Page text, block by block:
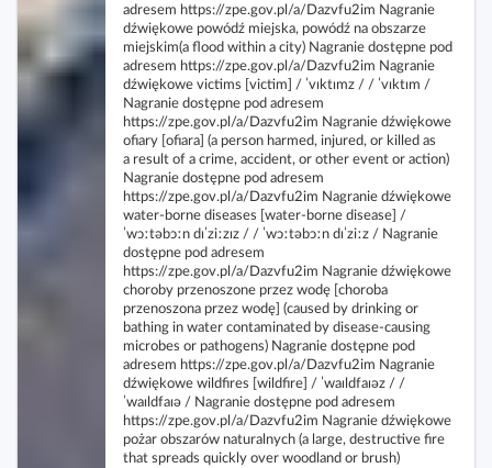
adresem https://zpe.gov.pl/a/Dazvfu2im Nagranie
dźwiękowe powódź miejska, powódź na obszarze
miejskim(a flood within a city) Nagranie dostępne pod
adresem https://zpe.gov.pl/a/Dazvfu2im Nagranie
dźwiękowe victims [victim] / ˈvɪktɪmz / / ˈvɪktɪm /
Nagranie dostępne pod adresem
https://zpe.gov.pl/a/Dazvfu2im Nagranie dźwiękowe
ofiary [ofiara] (a person harmed, injured, or killed as
a result of a crime, accident, or other event or action)
Nagranie dostępne pod adresem
https://zpe.gov.pl/a/Dazvfu2im Nagranie dźwiękowe
water‑borne diseases [water‑borne disease] /
ˈwɔːtəbɔːn dɪˈziːzɪz / / ˈwɔːtəbɔːn dɪˈziːz / Nagranie
dostępne pod adresem
https://zpe.gov.pl/a/Dazvfu2im Nagranie dźwiękowe
choroby przenoszone przez wodę [choroba
przenoszona przez wodę] (caused by drinking or
bathing in water contaminated by disease‑causing
microbes or pathogens) Nagranie dostępne pod
adresem https://zpe.gov.pl/a/Dazvfu2im Nagranie
dźwiękowe wildfires [wildfire] / ˈwaɪldfaɪəz / /
ˈwaɪldfaɪə / Nagranie dostępne pod adresem
https://zpe.gov.pl/a/Dazvfu2im Nagranie dźwiękowe
pożar obszarów naturalnych (a large, destructive fire
that spreads quickly over woodland or brush)